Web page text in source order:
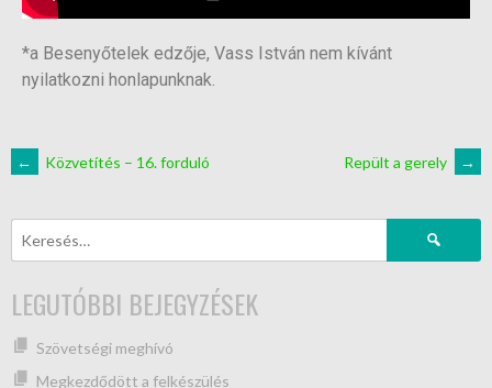
*a Besenyőtelek edzője, Vass István nem kívánt
nyilatkozni honlapunknak.
← Közvetítés – 16. forduló Repült a gerely →
LEGUTÓBBI BEJEGYZÉSEK
Szövetségi meghívó
Megkezdődött a felkészülés